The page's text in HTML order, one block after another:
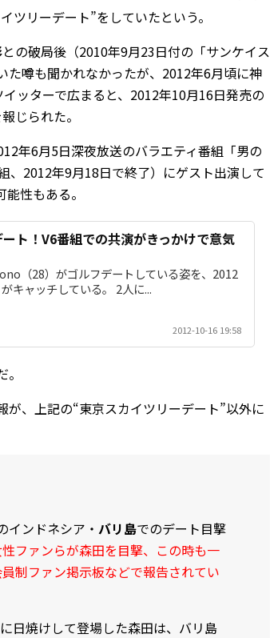
ツリーデート”をしていたという。
との破局後（2010年9月23日付の「サンケイス
た噂も聞かれなかったが、2012年6月頃に神
ッターで広まると、2012年10月16日発売の
じられた。
年6月5日深夜放送のバラエティ番組「男の
、2012年9月18日で終了）にゲスト出演して
性もある。
ト！V6番組での共演がきっかけで意気
（28）がゴルフデートしている姿を、2012
キャッチしている。 2人に...
2012-10-16 19:58
、上記の“東京スカイツリーデート”以外に
インドネシア・ バリ島でのデート目撃
ファンらが森田を目撃、この時も一
制ファン掲示板などで報告されてい
日焼けして登場した森田は、バリ島